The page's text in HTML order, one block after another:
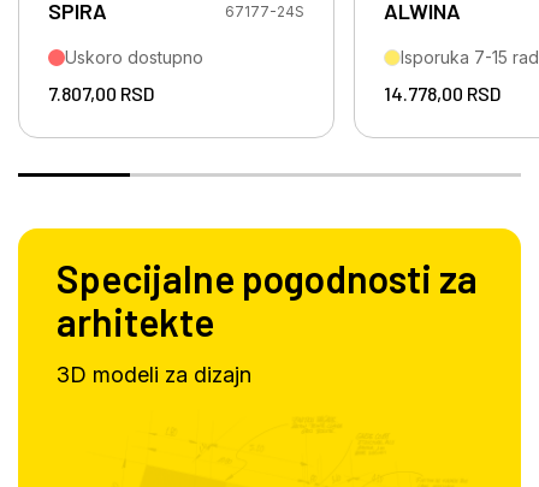
SPIRA 67177-24S
Uskoro dostupno
7.807,00 RSD
ALWINA
Isporuka 7-15
14.778,00 RSD
Specijalne pogodnosti za
arhitekte
3D modeli za dizajn